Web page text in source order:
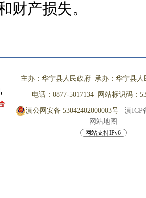
财产损失。
主办：华宁县人民政府 承办：华宁县人
电话：0877-5017134 网站标识码：
滇公网安备 53042402000003号
滇ICP
网站地图
网站支持IPv6